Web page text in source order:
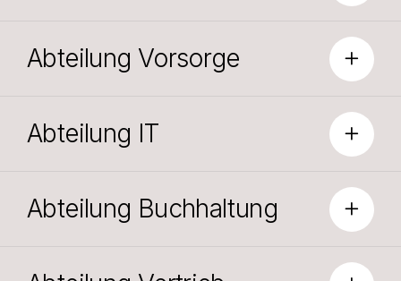
Abteilung Vorsorge
Abteilung IT
Abteilung Buchhaltung